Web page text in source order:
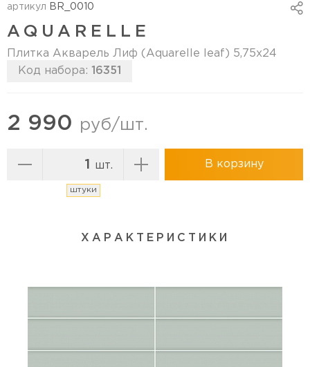
артикул BR_0010
AQUARELLE
Перейти в коллекцию
Плитка Акварель Лиф (Aquarelle leaf) 5,75х24
Код набора: 16351
2 990 руб/шт.
шт.
штуки
В корзину
ХАРАКТЕРИСТИКИ